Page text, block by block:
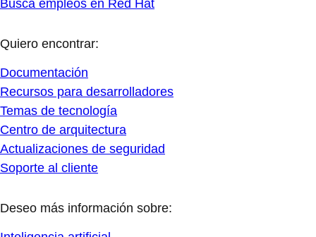
Busca empleos en Red Hat
Quiero encontrar:
Documentación
Recursos para desarrolladores
Temas de tecnología
Centro de arquitectura
Actualizaciones de seguridad
Soporte al cliente
Deseo más información sobre: